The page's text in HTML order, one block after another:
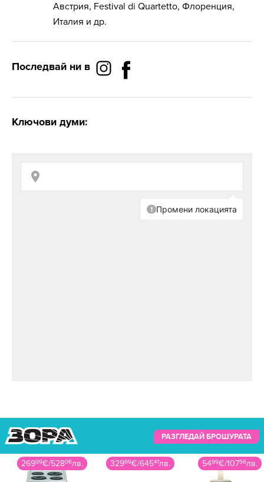
Австрия, Festival di Quartetto, Флоренция,
Италия и др.
Последвай ни в
Ключови думи:
РАЗГЛЕДАЙ БРОШУРАТА
32999€/64541лв. 5499€/10756лв. 41999€/82143лв.